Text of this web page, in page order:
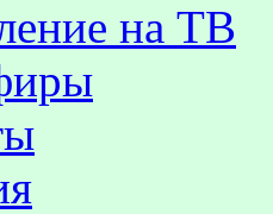
на TВ